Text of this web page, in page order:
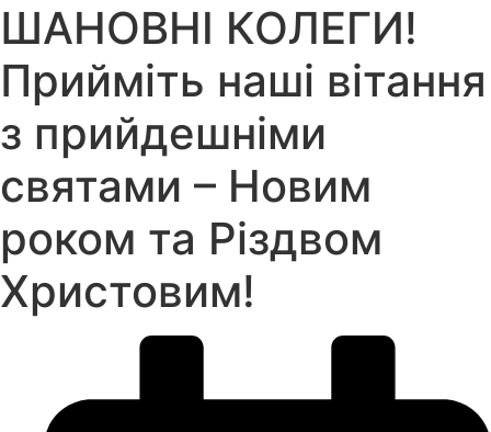
ШАНОВНІ КОЛЕГИ!
Прийміть наші вітання
з прийдешніми
святами – Новим
роком та Різдвом
Христовим!